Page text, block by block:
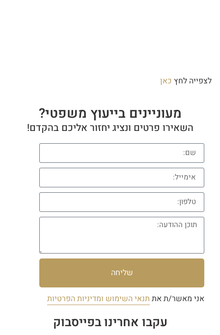
לצפייה לחץ כאן
מעוניינים בייעוץ משפטי?
השאירו פרטים ונציג יחזור אליכם בהקדם!
אני מאשר/ת את תנאי השימוש ומדיניות הפרטיות
שליחה
עקבו אחרינו בפייסבוק